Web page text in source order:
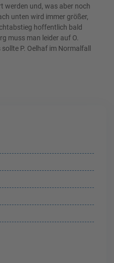
werden und, was aber noch
unten wird immer größer,
hoffentlich bald
muss man leider auf O.
P. Oelhaf im Normalfall